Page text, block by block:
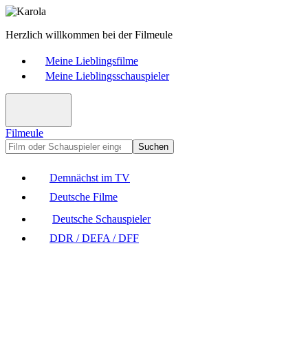
Herzlich willkommen bei der Filmeule
Meine Lieblingsfilme
Meine Lieblingsschauspieler
Filmeule
Suchen
Demnächst im TV
Deutsche Filme
Deutsche Schauspieler
DDR / DEFA / DFF